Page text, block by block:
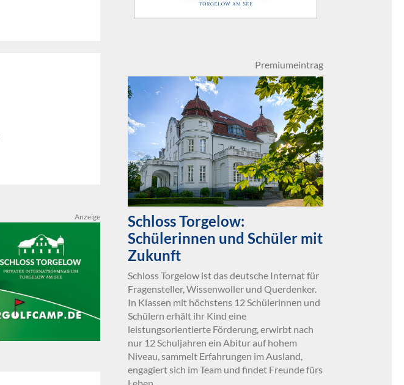
Anzeige
Premiumeintrag
Schloss Torgelow:
Schülerinnen und Schüler mit
Zukunft
Schloss Torgelow ist das deutsche Internat für
Fragensteller, Wissenwoller und Querdenker.
In Klassen mit höchstens 12 Schülerinnen und
Schülern erhält ihr Kind eine
leistungsorientierte Förderung, erwirbt nach
nur 12 Schuljahren ein Abitur auf hohem
Niveau, sammelt Erfahrungen im Ausland,
engagiert sich im Team und findet Freunde fürs